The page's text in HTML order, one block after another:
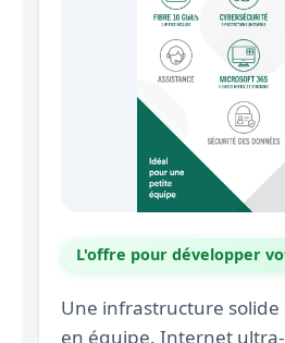
L'offre pour développer
Une infrastructure
en équipe. Internet